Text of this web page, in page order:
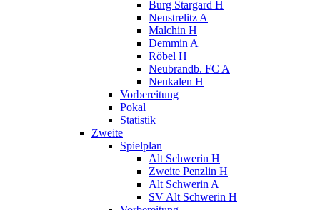
Burg Stargard H
Neustrelitz A
Malchin H
Demmin A
Röbel H
Neubrandb. FC A
Neukalen H
Vorbereitung
Pokal
Statistik
Zweite
Spielplan
Alt Schwerin H
Zweite Penzlin H
Alt Schwerin A
SV Alt Schwerin H